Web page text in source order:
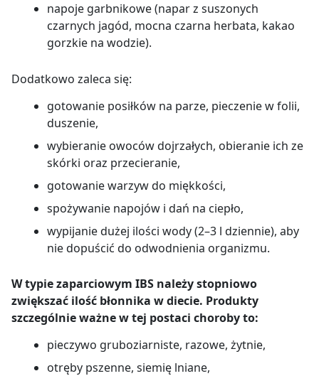
napoje garbnikowe (napar z suszonych
czarnych jagód, mocna czarna herbata, kakao
gorzkie na wodzie).
Dodatkowo zaleca się:
gotowanie posiłków na parze, pieczenie w folii,
duszenie,
wybieranie owoców dojrzałych, obieranie ich ze
skórki oraz przecieranie,
gotowanie warzyw do miękkości,
spożywanie napojów i dań na ciepło,
wypijanie dużej ilości wody (2–3 l dziennie), aby
nie dopuścić do odwodnienia organizmu.
W typie zaparciowym IBS należy stopniowo
zwiększać ilość błonnika w diecie. Produkty
szczególnie ważne w tej postaci choroby to:
pieczywo gruboziarniste, razowe, żytnie,
otręby pszenne, siemię lniane,